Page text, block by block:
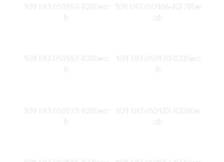
101 DD7A0162-KSKwe
b
101 DD7A0166-KS 2Kw
eb
101 DD7A0167-KSKwe
b
101 DD7A0170-KSKwe
b
101 DD7A0172-KSKwe
b
101 DD7A0182-KS5Kw
eb